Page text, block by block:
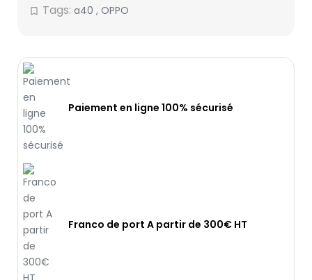
bookmark_border Tags: a40 , OPPO
Paiement en ligne 100% sécurisé
Franco de port A partir de 300€ HT